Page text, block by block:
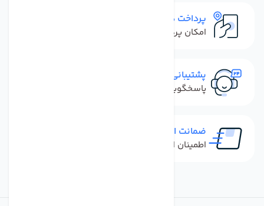
پرداخت در محل
امکان پرداخت کل فاکتور در محل
پشتیبانی سریع
پاسخگویی سریع به تماس‌ها و پیام‌ها
ضمانت اصل بودن کالا
اطمینان از خرید کالای اورجینال